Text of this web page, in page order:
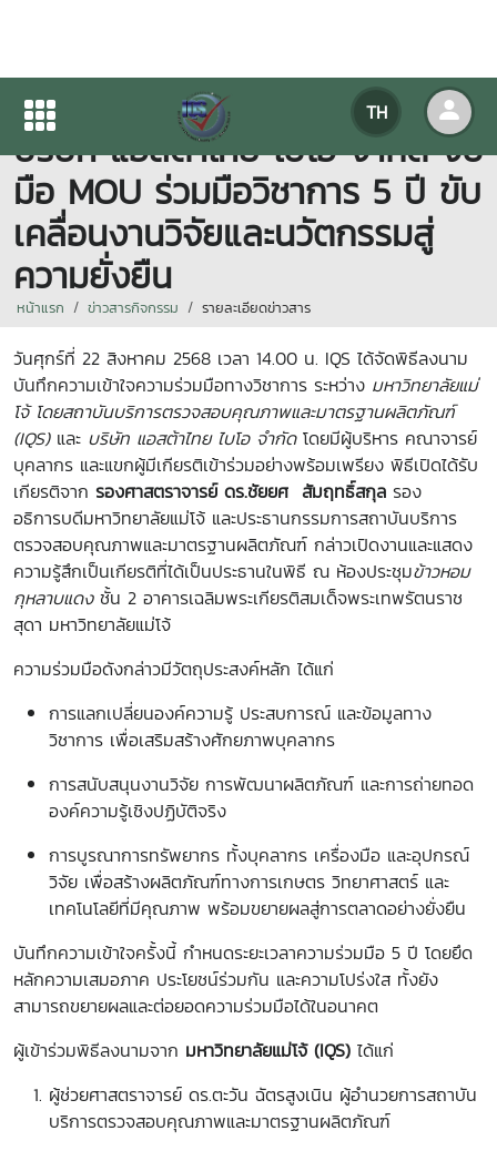
TH
มหาวิทยาลัยแม่โจ้ โดย IQS –
บริษัท แอสต้าไทย ไบโอ จำกัด จับ
มือ MOU ร่วมมือวิชาการ 5 ปี ขับ
เคลื่อนงานวิจัยและนวัตกรรมสู่
ความยั่งยืน
หน้าแรก ข่าวสารกิจกรรม รายละเอียดข่าวสาร
วันศุกร์ที่ 22 สิงหาคม 2568 เวลา 14.00 น. IQS ได้จัดพิธีลงนาม
บันทึกความเข้าใจความร่วมมือทางวิชาการ ระหว่าง มหาวิทยาลัยแม่
โจ้ โดยสถาบันบริการตรวจสอบคุณภาพและมาตรฐานผลิตภัณฑ์
(IQS)และ บริษัท แอสต้าไทย ไบโอ จำกัดโดยมีผู้บริหาร คณาจารย์
บุคลากร และแขกผู้มีเกียรติเข้าร่วมอย่างพร้อมเพรียง พิธีเปิดได้รับ
เกียรติจาก รองศาสตราจารย์ ดร.ชัยยศ สัมฤทธิ์สกุล รอง
อธิการบดีมหาวิทยาลัยแม่โจ้ และประธานกรรมการสถาบันบริการ
ตรวจสอบคุณภาพและมาตรฐานผลิตภัณฑ์ กล่าวเปิดงานและแสดง
ความรู้สึกเป็นเกียรติที่ได้เป็นประธานในพิธี ณ ห้องประชุมข้าวหอม
กุหลาบแดง ชั้น 2 อาคารเฉลิมพระเกียรติสมเด็จพระเทพรัตนราช
สุดา มหาวิทยาลัยแม่โจ้
ความร่วมมือดังกล่าวมีวัตถุประสงค์หลัก ได้แก่
การแลกเปลี่ยนองค์ความรู้ ประสบการณ์ และข้อมูลทาง
วิชาการ เพื่อเสริมสร้างศักยภาพบุคลากร
การสนับสนุนงานวิจัย การพัฒนาผลิตภัณฑ์ และการถ่ายทอด
องค์ความรู้เชิงปฏิบัติจริง
การบูรณาการทรัพยากร ทั้งบุคลากร เครื่องมือ และอุปกรณ์
วิจัย เพื่อสร้างผลิตภัณฑ์ทางการเกษตร วิทยาศาสตร์ และ
เทคโนโลยีที่มีคุณภาพ พร้อมขยายผลสู่การตลาดอย่างยั่งยืน
บันทึกความเข้าใจครั้งนี้ กำหนดระยะเวลาความร่วมมือ 5 ปี โดยยึด
หลักความเสมอภาค ประโยชน์ร่วมกัน และความโปร่งใส ทั้งยัง
สามารถขยายผลและต่อยอดความร่วมมือได้ในอนาคต
ผู้เข้าร่วมพิธีลงนามจาก มหาวิทยาลัยแม่โจ้ (IQS) ได้แก่
ผู้ช่วยศาสตราจารย์ ดร.ตะวัน ฉัตรสูงเนิน ผู้อำนวยการสถาบัน
บริการตรวจสอบคุณภาพและมาตรฐานผลิตภัณฑ์